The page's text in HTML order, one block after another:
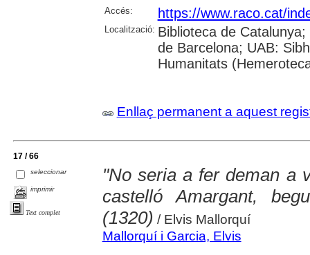
Accés: https://www.raco.cat/
Localització: Biblioteca de
de Barcelona; UAB:
Humanitats
Enllaç permanent a aquest
17 / 66
seleccionar
imprimir
Text complet
"No seria a fer deman a
castelló Amargant,
(1320) / Elvis Mallorquí
Mallorquí i Garcia, Elvis